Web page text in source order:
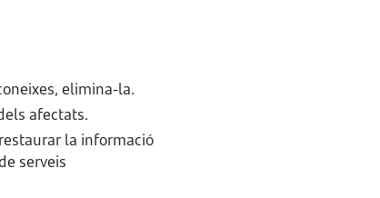
elimina-la.
afectats.
la informació
serveis